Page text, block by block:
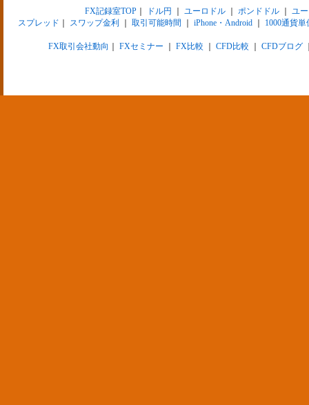
FX記録室TOP｜ ドル円 ユーロドル｜ ポンドドル｜ ユ
スプレッド
スワップ金利 取引可能時間 iPhone・Android 1000通貨単
FX取引会社動向 FXセミナー FX比較 CFD比較 CFDブログ